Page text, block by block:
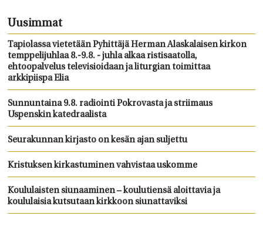
Uusimmat
Tapiolassa vietetään Pyhittäjä Herman Alaskalaisen kirkon
temppelijuhlaa 8.-9.8. - juhla alkaa ristisaatolla,
ehtoopalvelus televisioidaan ja liturgian toimittaa
arkkipiispa Elia
Sunnuntaina 9.8. radiointi Pokrovasta ja striimaus
Uspenskin katedraalista
Seurakunnan kirjasto on kesän ajan suljettu
Kristuksen kirkastuminen vahvistaa uskomme
Koululaisten siunaaminen – koulutiensä aloittavia ja
koululaisia kutsutaan kirkkoon siunattaviksi